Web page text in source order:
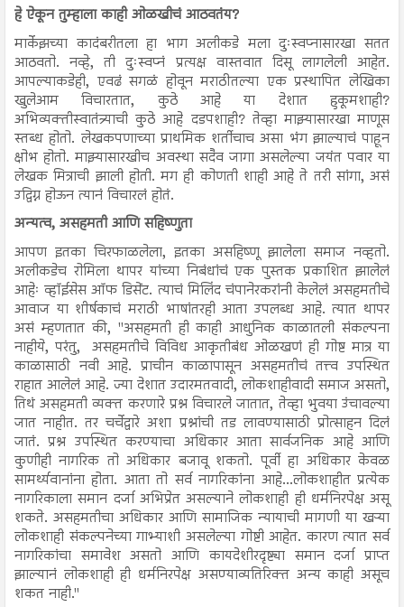
हे ऐकून तुम्हाला काही ओळखीचं आठवतंय?
मार्केझच्या कादंबरीतला हा भाग अलीकडे मला दुःस्वप्नासारखा सतत
आठवतो. नव्हे, ती दुःस्वप्नं प्रत्यक्ष वास्तवात दिसू लागलेली आहेत.
आपल्याकडेही, एवढं सगळं होवून मराठीतल्या एक प्रस्थापित लेखिका
खुलेआम विचारतात, कुठे आहे या देशात हुकूमशाही?
अभिव्यक्तीस्वातंत्र्याची कुठे आहे दडपशाही? तेव्हा माझ्यासारखा माणूस
स्तब्ध होतो. लेखकपणाच्या प्राथमिक शर्तीचाच असा भंग झाल्याचं पाहून
क्षोभ होतो. माझ्यासारखीच अवस्था सदैव जागा असलेल्या जयंत पवार या
लेखक मित्राची झाली होती. मग ही कोणती शाही आहे ते तरी सांगा, असं
उद्विग्न होऊन त्यानं विचारलं होतं.
अन्यत्व, असहमती आणि सहिष्णुता
आपण इतका चिरफाळलेला, इतका असहिष्णू झालेला समाज नव्हतो.
अलीकडेच रोमिला थापर यांच्या निबंधांचं एक पुस्तक प्रकाशित झालेलं
आहेः व्हॉईसेस ऑफ डिसेंट. त्याचं मिलिंद चंपानेरकरांनी केलेलं असहमतीचे
आवाज या शीर्षकाचं मराठी भाषांतरही आता उपलब्ध आहे. त्यात थापर
असं म्हणतात की, "असहमती ही काही आधुनिक काळातली संकल्पना
नाहीये, परंतु, असहमतीचे विविध आकृतीबंध ओळखणं ही गोष्ट मात्र या
काळासाठी नवी आहे. प्राचीन काळापासून असहमतीचं तत्त्व उपस्थित
राहात आलेलं आहे. ज्या देशात उदारमतवादी, लोकशाहीवादी समाज असतो,
तिथं असहमती व्यक्त करणारे प्रश्न विचारले जातात, तेव्हा भुवया उंचावल्या
जात नाहीत. तर चर्चेद्वारे अशा प्रश्नांची तड लावण्यासाठी प्रोत्साहन दिलं
जातं. प्रश्न उपस्थित करण्याचा अधिकार आता सार्वजनिक आहे आणि
कुणीही नागरिक तो अधिकार बजावू शकतो. पूर्वी हा अधिकार केवळ
सामर्थ्यवानांना होता. आता तो सर्व नागरिकांना आहे...लोकशाहीत प्रत्येक
नागरिकाला समान दर्जा अभिप्रेत असल्याने लोकशाही ही धर्मनिरपेक्ष असू
शकते. असहमतीचा अधिकार आणि सामाजिक न्यायाची मागणी या खऱ्या
लोकशाही संकल्पनेच्या गाभ्याशी असलेल्या गोष्टी आहेत. कारण त्यात सर्व
नागरिकांचा समावेश असतो आणि कायदेशीरदृष्ट्या समान दर्जा प्राप्त
झाल्यानं लोकशाही ही धर्मनिरपेक्ष असण्याव्यतिरिक्त अन्य काही असूच
शकत नाही."